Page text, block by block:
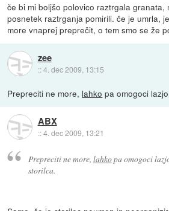
če bi mi boljšo polovico raztrgala granata,
posnetek raztrganja pomirili. če je umrla,
more vnaprej preprečit, o tem smo se že
zee
::4. dec 2009, 13:15
Prepreciti ne more, lahko pa omogoci
ABX
::4. dec 2009, 13:21
Prepreciti ne more, lahkopa omogoci
storilca.